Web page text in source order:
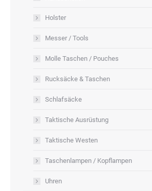
Holster
Messer / Tools
Molle Taschen / Pouches
Rucksäcke & Taschen
Schlafsäcke
Taktische Ausrüstung
Taktische Westen
Taschenlampen / Kopflampen
Uhren